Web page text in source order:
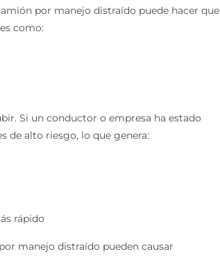
por manejo distraído puede hacer que
como:
Si un conductor o empresa ha estado
de alto riesgo, lo que genera:
rápido
manejo distraído pueden causar